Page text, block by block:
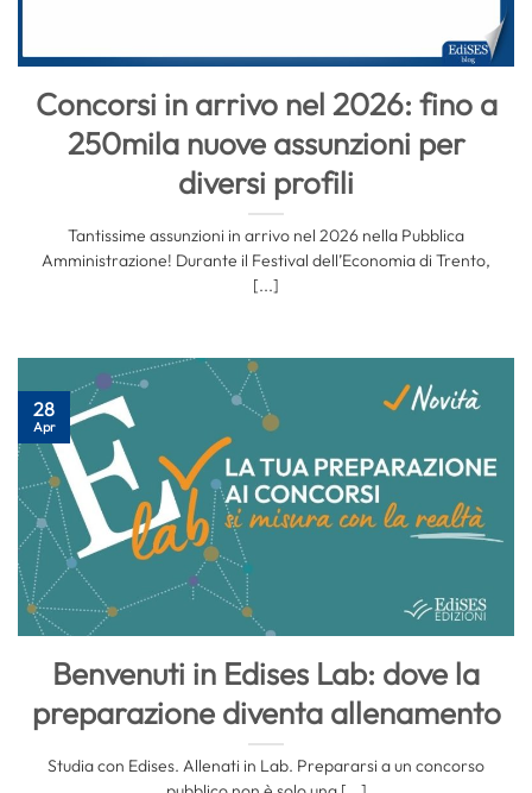
Concorsi in arrivo nel 2026: fino a
250mila nuove assunzioni per
diversi profili
Tantissime assunzioni in arrivo nel 2026 nella Pubblica
Amministrazione! Durante il Festival dell’Economia di Trento,
[...]
Benvenuti in Edises Lab: dove la
preparazione diventa allenamento
Studia con Edises. Allenati in Lab. Prepararsi a un concorso
28
Apr